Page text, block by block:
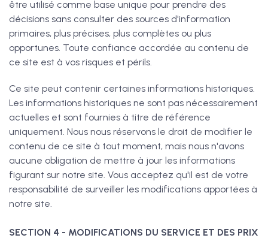
être utilisé comme base unique pour prendre des
décisions sans consulter des sources d'information
primaires, plus précises, plus complètes ou plus
opportunes. Toute confiance accordée au contenu de
ce site est à vos risques et périls.
Ce site peut contenir certaines informations historiques.
Les informations historiques ne sont pas nécessairement
actuelles et sont fournies à titre de référence
uniquement. Nous nous réservons le droit de modifier le
contenu de ce site à tout moment, mais nous n'avons
aucune obligation de mettre à jour les informations
figurant sur notre site. Vous acceptez qu'il est de votre
responsabilité de surveiller les modifications apportées à
notre site.
SECTION 4 - MODIFICATIONS DU SERVICE ET DES PRIX